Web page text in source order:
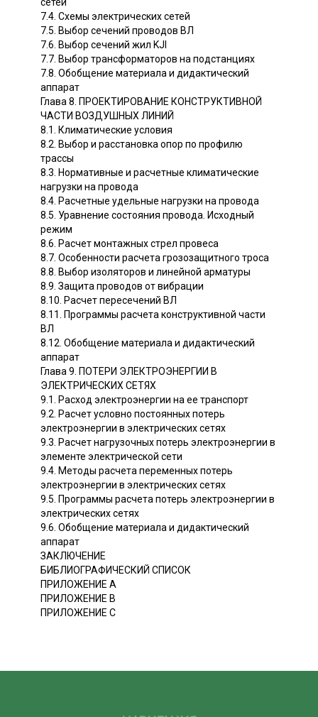
7.4. Схемы электрических сетей
7.5. Выбор сечений проводов ВЛ
7.6. Выбор сечений жил KJI
7.7. Выбор трансформаторов на подстанциях
7.8. Обобщение материала и дидактический
аппарат
Глава 8. ПРОЕКТИРОВАНИЕ КОНСТРУКТИВНОЙ
ЧАСТИ ВОЗДУШНЫХ ЛИНИЙ
8.1. Климатические условия
8.2. Выбор и расстановка опор по профилю
трассы
8.3. Нормативные и расчетные климатические
нагрузки на провода
8.4. Расчетные удельные нагрузки на провода
8.5. Уравнение состояния провода. Исходный
режим
8.6. Расчет монтажных стрел провеса
8.7. Особенности расчета грозозащитного троса
8.8. Выбор изоляторов и линейной арматуры
8.9. Защита проводов от вибрации
8.10. Расчет пересечений ВЛ
8.11. Программы расчета конструктивной части
ВЛ
8.12. Обобщение материала и дидактический
аппарат
Глава 9. ПОТЕРИ ЭЛЕКТРОЭНЕРГИИ В
ЭЛЕКТРИЧЕСКИХ СЕТЯХ
9.1. Расход электроэнергии на ее транспорт
9.2. Расчет условно постоянных потерь
электроэнергии в электрических сетях
9.3. Расчет нагрузочных потерь электроэнергии в
элементе электрической сети
9.4. Методы расчета переменных потерь
электроэнергии в электрических сетях
9.5. Программы расчета потерь электроэнергии в
электрических сетях
9.6. Обобщение материала и дидактический
аппарат
ЗАКЛЮЧЕНИЕ
БИБЛИОГРАФИЧЕСКИЙ СПИСОК
ПРИЛОЖЕНИЕ А
ПРИЛОЖЕНИЕ В
ПРИЛОЖЕНИЕ С